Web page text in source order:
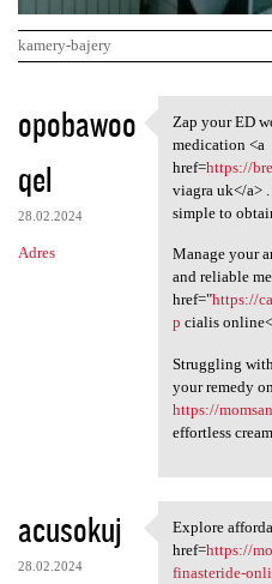
kamery-bajery
K
o
m
e
n
opobawoo
qel
28.02.2024
Adres
Zap your ED
Zap your ED
medication <a
href=https://
viagra uk</a>
simple to
Manage your
and reliable
href="https://
p cialis
Struggling with
your remedy
https://
effortless
acusokuj
28.02.2024
Explore
Explore
href=https://
finasteride-